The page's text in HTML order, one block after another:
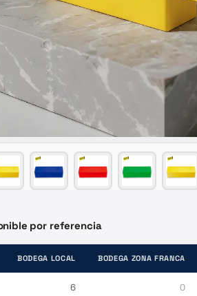
por referencia
BODEGA LOCAL BODEGA ZONA FRANCA
6 0